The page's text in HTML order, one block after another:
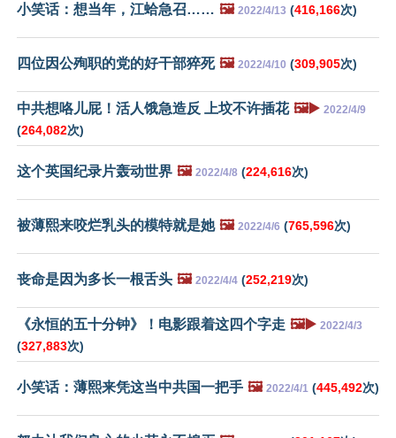
小笑话：想当年，江蛤急召…… 🖼️ 2022/4/13 (416,166次)
四位因公殉职的党的好干部猝死 🖼️ 2022/4/10 (309,905次)
中共想咯儿屁！活人饿急造反 上坟不许插花 🖼️▶️ 2022/4/9
(264,082次)
这个英国纪录片轰动世界 🖼️ 2022/4/8 (224,616次)
被薄熙来咬烂乳头的模特就是她 🖼️ 2022/4/6 (765,596次)
丧命是因为多长一根舌头 🖼️ 2022/4/4 (252,219次)
《永恒的五十分钟》！电影跟着这四个字走 🖼️▶️ 2022/4/3
(327,883次)
小笑话：薄熙来凭这当中共国一把手 🖼️ 2022/4/1 (445,492次)